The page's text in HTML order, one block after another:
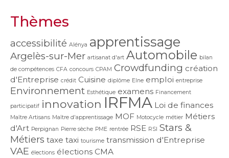
Thèmes
accessibilité Alénya apprentissage
Argelès-sur-Mer artisanat d'art Automobile bilan
de compétences CFA concours CPAM Crowdfunding création
d'Entreprise crédit Cuisine diplôme Elne emploi entreprise
Environnement Esthétique examens Financement
participatif innovation IRFMA Loi de finances
Maître Artisans Maître d'apprentissage MOF Motocycle métier Métiers
d'Art Perpignan Pierre sèche PME rentrée RSE RSI Stars &
Métiers taxe taxi tourisme transmission d'Entreprise
VAE élections élections CMA